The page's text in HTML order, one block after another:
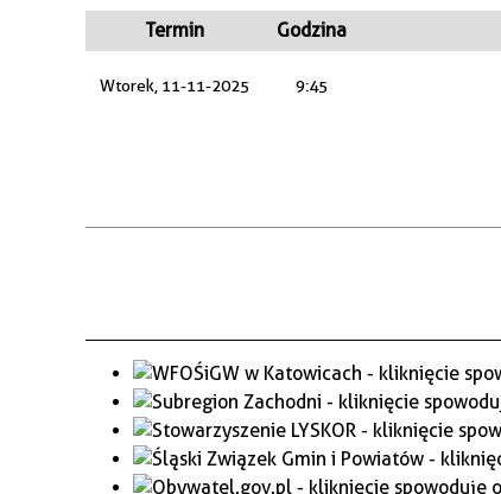
WAŻNE TELEFONY
GAZETA SAMORZĄDOWA
PRZESTRZENNE
Termin Godzina
Wtorek, 11-11-2025 9:45